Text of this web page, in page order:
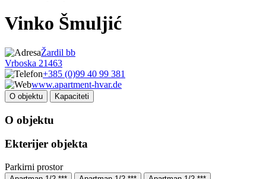
Vinko Šmuljić
Žardil bb
Vrboska 21463
+385 (0)99 40 99 381
www.apartment-hvar.de
O objektu Kapaciteti
O objektu
Ekterijer objekta
Parkirni prostor